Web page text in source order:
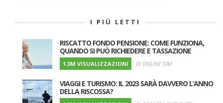
I PIÙ LETTI
RISCATTO FONDO PENSIONE: COME FUNZIONA,
QUANDO SI PUÒ RICHIEDERE E TASSAZIONE
1.3M VISUALIZZAZIONI DI ONLINE SIM
VIAGGI E TURISMO: IL 2023 SARÀ DAVVERO L’ANNO
DELLA RISCOSSA?